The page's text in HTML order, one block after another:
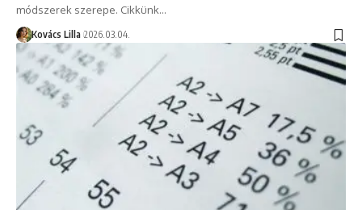
módszerek szerepe. Cikkünk…
Kovács Lilla 2026.03.04.